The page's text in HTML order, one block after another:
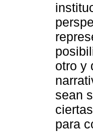
otro y
sean
para